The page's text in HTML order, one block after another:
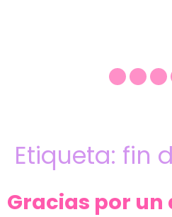
Etiqueta: fin
Gracias por un